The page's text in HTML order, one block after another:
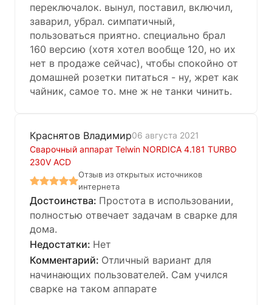
переключалок. вынул, поставил, включил,
заварил, убрал. симпатичный,
пользоваться приятно. специально брал
160 версию (хотя хотел вообще 120, но их
нет в продаже сейчас), чтобы спокойно от
домашней розетки питаться - ну, жрет как
чайник, самое то. мне ж не танки чинить.
Краснятов Владимир06 августа 2021
Сварочный аппарат Telwin NORDICA 4.181 TURBO
230V ACD
Отзыв из открытых источников
интернета
Простота в использовании,
полностью отвечает задачам в сварке для
дома.
Нет
Отличный вариант для
начинающих пользователей. Сам учился
сварке на таком аппарате